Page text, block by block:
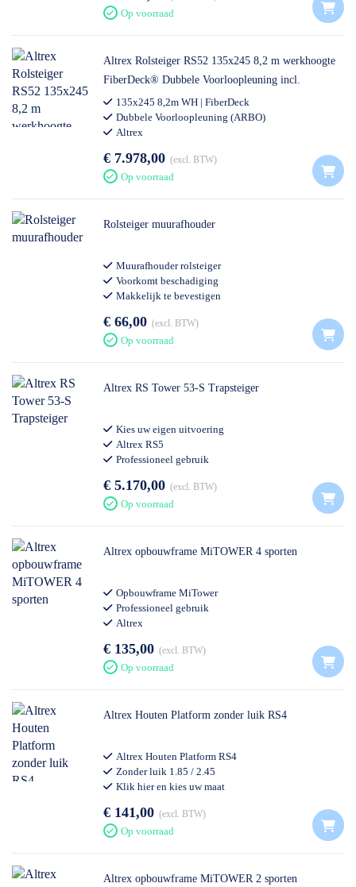
Op voorraad
Altrex Rolsteiger RS52 135x245 8,2 m werkhoogte
FiberDeck® Dubbele Voorloopleuning incl.
Steigeraanhanger DeLuxe
135x245 8,2m WH | FiberDeck
Dubbele Voorloopleuning (ARBO)
Altrex
€ 7.978,00 excl. BTW
Op voorraad
Rolsteiger muurafhouder
Muurafhouder rolsteiger
Voorkomt beschadiging
Makkelijk te bevestigen
€ 66,00 excl. BTW
Op voorraad
Altrex RS Tower 53-S Trapsteiger
Kies uw eigen uitvoering
Altrex RS5
Professioneel gebruik
€ 5.170,00 excl. BTW
Op voorraad
Altrex opbouwframe MiTOWER 4 sporten
Opbouwframe MiTower
Professioneel gebruik
Altrex
€ 135,00 excl. BTW
Op voorraad
Altrex Houten Platform zonder luik RS4
Altrex Houten Platform RS4
Zonder luik 1.85 / 2.45
Klik hier en kies uw maat
€ 141,00 excl. BTW
Op voorraad
Altrex opbouwframe MiTOWER 2 sporten